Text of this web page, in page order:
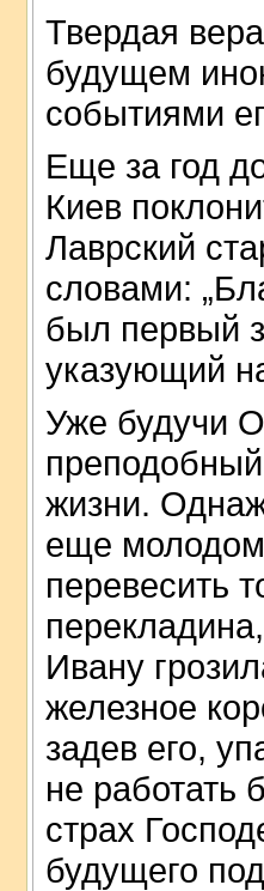
Твердая
будущем
событиями
Еще за год
Киев
Лаврский
словами:
был первый
указующий
Уже будучи
жизни.
еще
перевесить
Ивану
железное
задев его,
не работать
страх
будущего